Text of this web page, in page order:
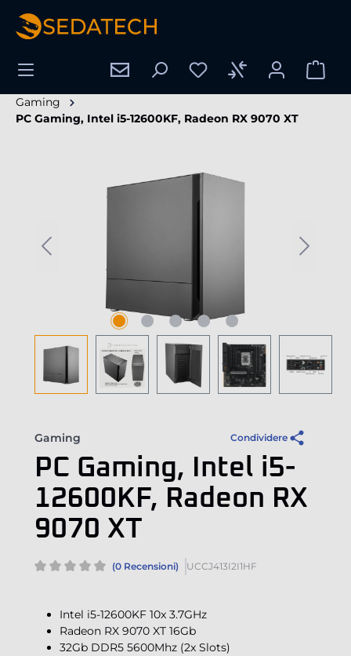
principale
Gaming
PC Gaming, Intel i5-12600KF, Radeon RX 9070 XT
Gaming Condividere
PC Gaming, Intel i5-
12600KF, Radeon RX
9070 XT
(0 Recensioni) UCCJ413I2I1HF
Intel i5-12600KF 10x 3.7GHz
Radeon RX 9070 XT 16Gb
32Gb DDR5 5600Mhz (2x Slots)